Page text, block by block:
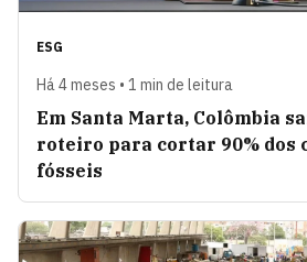
ESG
Há 4 meses • 1 min de leitura
Em Santa Marta, Colômbia
roteiro para cortar 90% dos
fósseis